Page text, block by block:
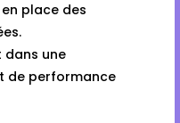
place des
dans une
de performance